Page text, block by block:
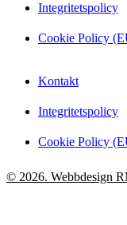
Integritetspolicy
Cookie Policy
Kontakt
Integritetspolicy
Cookie Policy
© 2026. Webbdesign